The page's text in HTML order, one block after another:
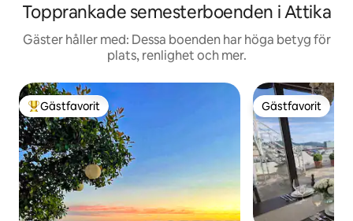
Topprankade semesterboenden i Attika
Gäster håller med: Dessa boenden har höga betyg för
plats, renlighet och mer.
Populär gästfavorit
Gästfavorit Gästfavorit
Gästfavorit